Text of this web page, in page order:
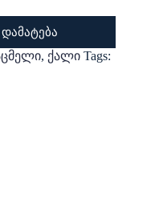
, ქალი Tags: